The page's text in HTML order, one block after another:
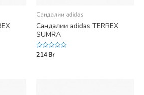
Сандалии adidas
Сандалии adidas TERREX
SUMRA
Rated
0
214Br